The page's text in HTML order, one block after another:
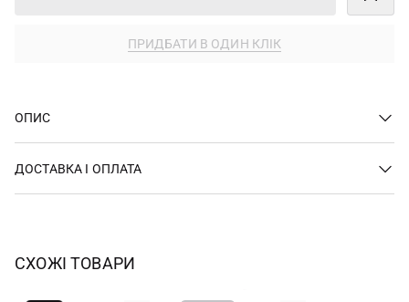
ПРИДБАТИ В ОДИН КЛІК
ОПИС
ДОСТАВКА І ОПЛАТА
СХОЖІ ТОВАРИ